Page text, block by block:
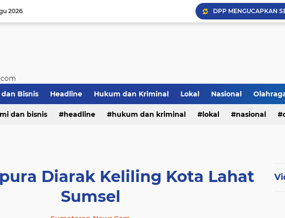
2026
DPP MENGUCAPKAN
Hadapi Musim
Bupati Panca Hadiri
Bisnis Headline Hukum dan Kriminal Lokal Nasional
Sumsel Update
dan bisnis headline hukum dan kriminal lokal nasional
Diarak Keliling Kota Lahat
Sumsel